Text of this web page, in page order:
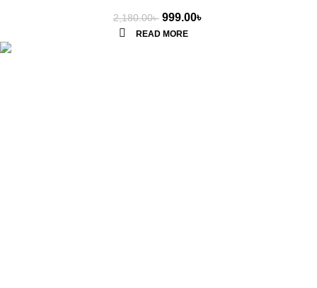
2,180.00৳ 999.00৳
READ MORE